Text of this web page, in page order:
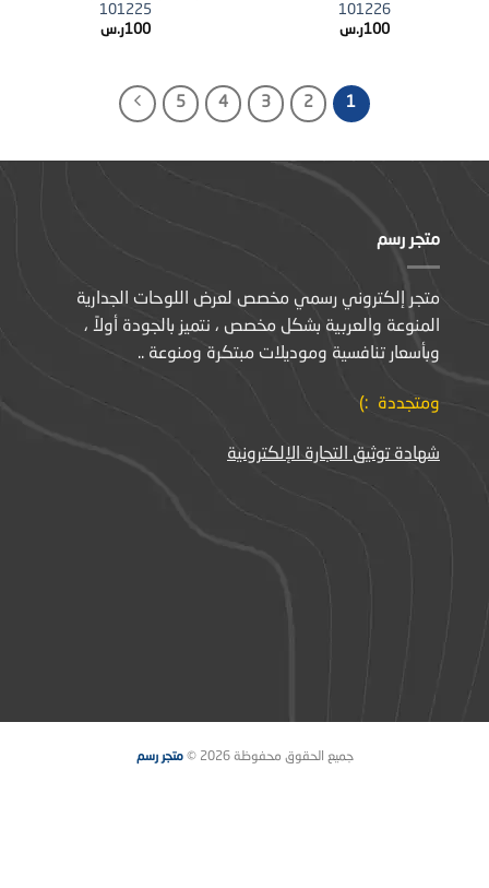
101226
100ر.س
101225
100ر.س
1
2
3
4
5
متجر رسم
متجر إلكتروني رسمي مخصص لعرض اللوحات الجدارية
المنوعة والعربية بشكل مخصص ، نتميز بالجودة أولاً ،
وبأسعار تنافسية وموديلات مبتكرة ومنوعة ..
ومتجددة :)
شهادة توثيق التجارة الإلكترونية
جميع الحقوق محفوظة 2026 © متجر رسم